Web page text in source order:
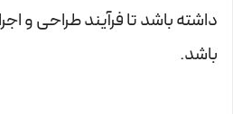
داشته باشد تا فرآیند طراحی و
باشد.